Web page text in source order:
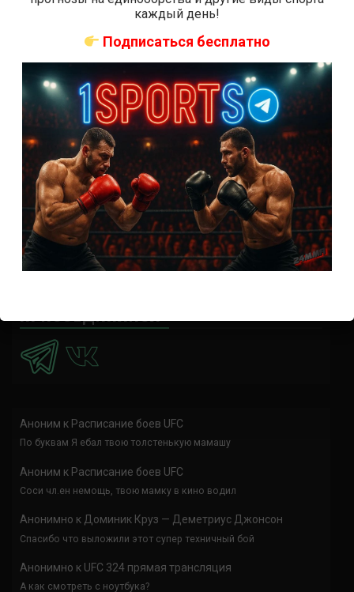
Где смотреть бой Кортес-Акоста — Льюис на UFC 324:
коэффициенты
Наталья Сильва на UFC 324: статистика и рекорд
Роуз Намаюнас: статистика и рекорд к турниру UFC
324
Где смотреть бой Сильва — Намаюнас на UFC 324:
время начала
Прогноз на бой Сильва — Намаюнас на UFC 324:
коэффициенты
Арнольд Аллен на UFC 324: статистика и рекорд
Аноним к Расписание боев UFC
По буквам Я ебал твою толстенькую мамашу
Аноним к Расписание боев UFC
Соси чл.ен немощь, твою мамку в кино водил
Анонимно к Доминик Круз — Деметриус Джонсон
Спасибо что выложили этот супер техничный бой
Анонимно к UFC 324 прямая трансляция
А как смотреть с ноутбука?
каждый день!
Подписаться бесплатно